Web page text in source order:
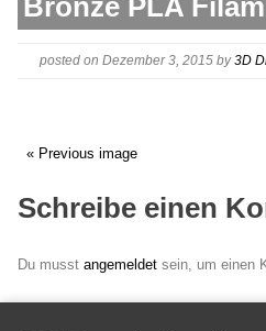
Bronze PLA
posted on Dezember 3, 2015 by3D
« Previous image
Schreibe einen
Du musst angemeldet sein, um einen